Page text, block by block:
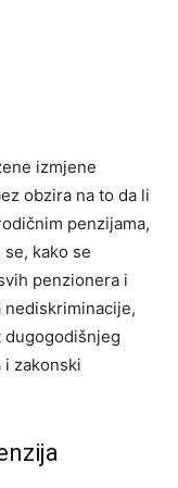
izmjene
obzira na to da li
penzijama,
kako se
penzionera i
dugogodišnjeg
i zakonski